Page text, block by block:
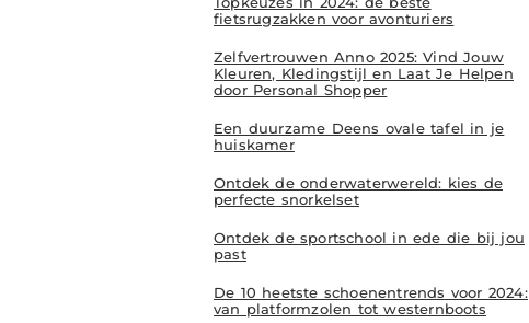
fietsrugzakken voor avonturiers
Zelfvertrouwen Anno 2025: Vind Jouw
Kleuren, Kledingstijl en Laat Je Helpen
door Personal Shopper
Een duurzame Deens ovale tafel in je
huiskamer
Ontdek de onderwaterwereld: kies de
perfecte snorkelset
Ontdek de sportschool in ede die bij jou
past
De 10 heetste schoenentrends voor 2024:
van platformzolen tot westernboots